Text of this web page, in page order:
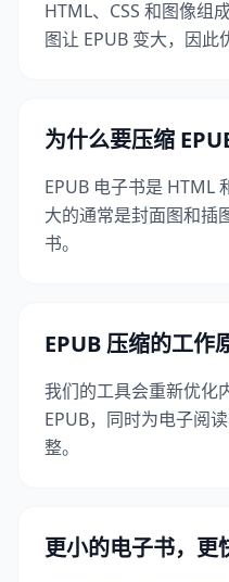
HTML、CSS 和图像组
图让 EPUB 变大，因此
为什么要压缩
EPUB 电子书是 HTML
大的通常是封面图和插
书。
EPUB 压缩的工作
我们的工具会重新优化
EPUB，同时为电子阅
整。
更小的电子书，更